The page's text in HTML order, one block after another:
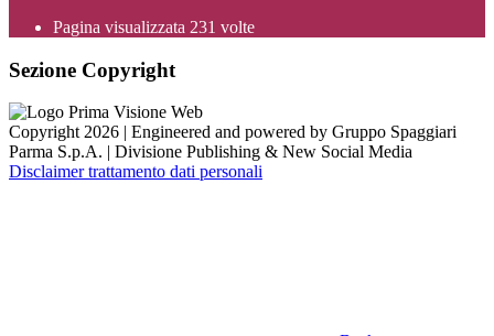
Pagina visualizzata 231 volte
Sezione Copyright
Copyright 2026 | Engineered and powered by Gruppo Spaggiari
Parma S.p.A. | Divisione Publishing & New Social Media
Disclaimer trattamento dati personali